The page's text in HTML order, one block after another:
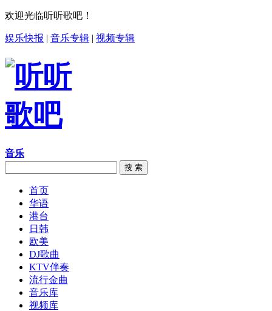
欢迎光临听听歌吧！
娱乐快报 | 音乐专辑 | 视频专辑
音乐
搜 索
首页
华语
港台
日韩
欧美
DJ歌曲
KTV伴奏
流行金曲
音乐库
视频库